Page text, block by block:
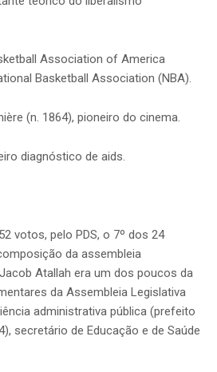
Association of America
Basketball Association (NBA).
(n. 1864), pioneiro do cinema.
diagnóstico de aids.
votos, pelo PDS, o 7º dos 24
da assembleia
Atallah era um dos poucos da
da Assembleia Legislativa
administrativa pública (prefeito
secretário de Educação e de Saúde